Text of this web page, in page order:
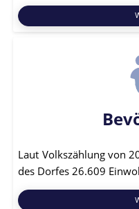
Laut Volkszählung von
des Dorfes 26.609